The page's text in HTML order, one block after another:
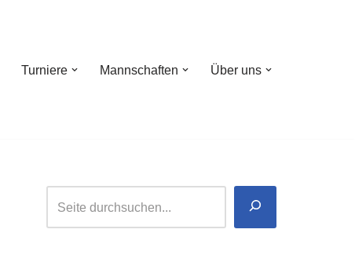
Turniere Mannschaften Über uns